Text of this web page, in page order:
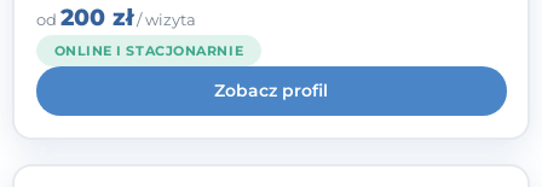
humanistycznym, opartym na
partnerstwie i podmiotowości klienta.
od 200 zł/ wizyta
ONLINE I STACJONARNIE
Zobacz profil